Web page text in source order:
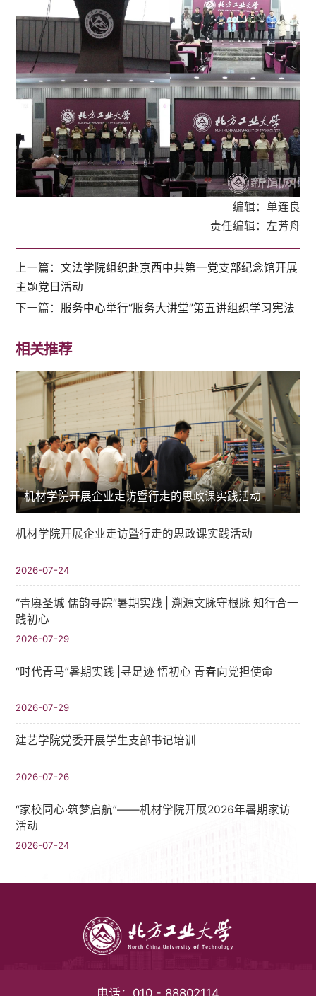
编辑：单连良
责任编辑：左芳舟
上一篇：文法学院组织赴京西中共第一党支部纪念馆开展
主题党日活动
下一篇： 服务中心举行“服务大讲堂”第五讲组织学习宪法
相关推荐
机材学院开展企业走访暨行走的思政课实践活动
机材学院开展企业走访暨行走的思政课实践活动
2026-07-24
“青赓圣城 儒韵寻踪”暑期实践​ | 溯源文脉守根脉 知行合一
践初心
2026-07-29
“时代青马”暑期实践 |寻足迹 悟初心 青春向党担使命
2026-07-29
建艺学院党委开展学生支部书记培训
2026-07-26
“家校同心·筑梦启航”——机材学院开展2026年暑期家访
活动
2026-07-24